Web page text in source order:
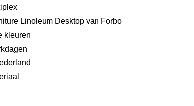
Linoleum Desktop van Forbo
kleuren